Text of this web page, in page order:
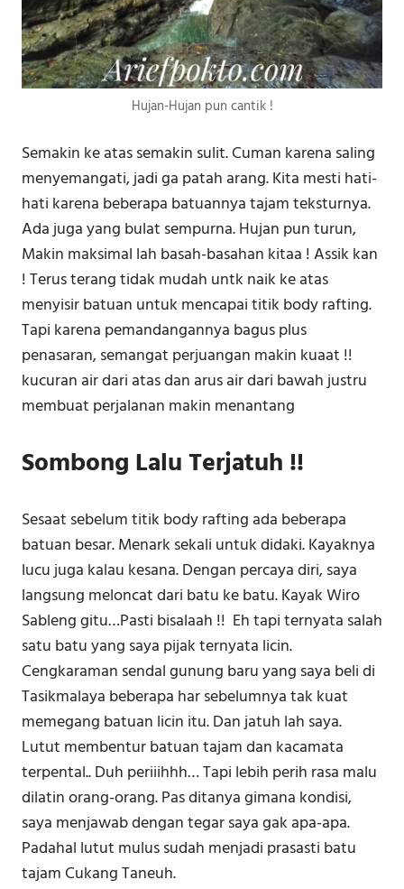
Hujan-Hujan pun cantik !
Semakin ke atas semakin sulit. Cuman karena saling
menyemangati, jadi ga patah arang. Kita mesti hati-
hati karena beberapa batuannya tajam teksturnya.
Ada juga yang bulat sempurna. Hujan pun turun,
Makin maksimal lah basah-basahan kitaa ! Assik kan
! Terus terang tidak mudah untk naik ke atas
menyisir batuan untuk mencapai titik body rafting.
Tapi karena pemandangannya bagus plus
penasaran, semangat perjuangan makin kuaat !!
kucuran air dari atas dan arus air dari bawah justru
membuat perjalanan makin menantang
Sombong Lalu Terjatuh !!
Sesaat sebelum titik body rafting ada beberapa
batuan besar. Menark sekali untuk didaki. Kayaknya
lucu juga kalau kesana. Dengan percaya diri, saya
langsung meloncat dari batu ke batu. Kayak Wiro
Sableng gitu…Pasti bisalaah !! Eh tapi ternyata salah
satu batu yang saya pijak ternyata licin.
Cengkaraman sendal gunung baru yang saya beli di
Tasikmalaya beberapa har sebelumnya tak kuat
memegang batuan licin itu. Dan jatuh lah saya.
Lutut membentur batuan tajam dan kacamata
terpental.. Duh periiihhh… Tapi lebih perih rasa malu
dilatin orang-orang. Pas ditanya gimana kondisi,
saya menjawab dengan tegar saya gak apa-apa.
Padahal lutut mulus sudah menjadi prasasti batu
tajam Cukang Taneuh.